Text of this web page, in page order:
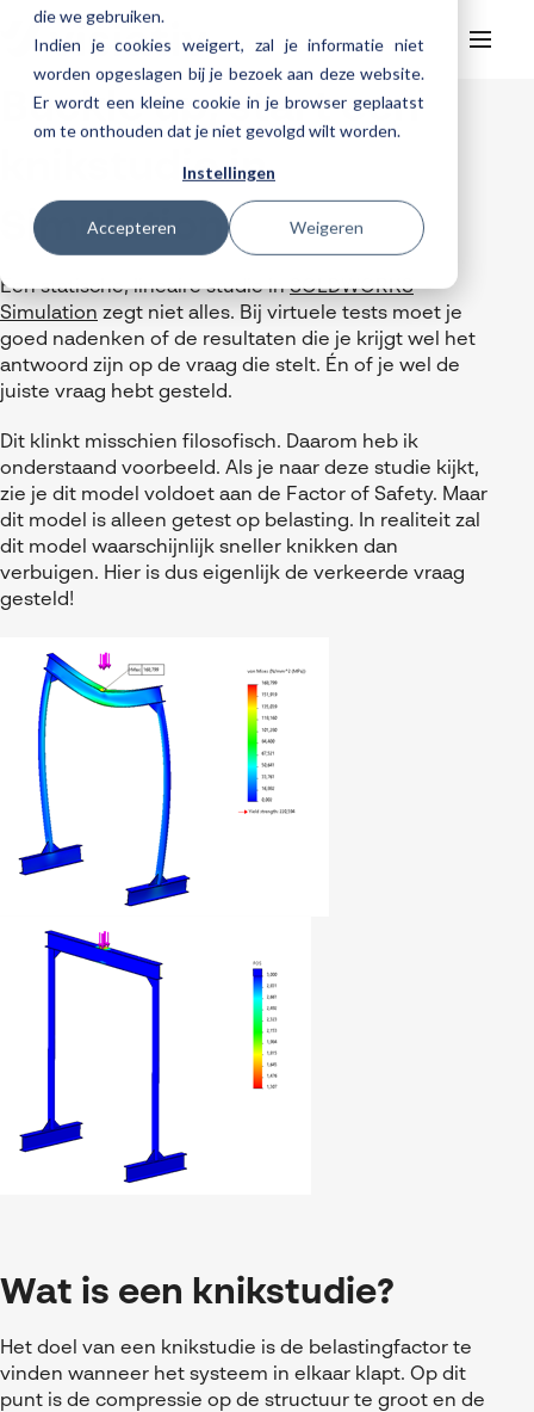
die we gebruiken.
Indien je cookies weigert, zal je informatie niet
worden opgeslagen bij je bezoek aan deze website.
Er wordt een kleine cookie in je browser geplaatst
om te onthouden dat je niet gevolgd wilt worden.
Instellingen
Accepteren Weigeren
HelpdeskWebinars
SOLIDWORKS Design
AI in SOLIDWORKS Design
Cloud services gratis activeren
SOLIDWORKS Design Ultimate
CATIA
3DEXPERIENCE
nTopology
DraftSight
Manufacturing
DELMIA
SOLIDWORKS CAM
Databeheer & PLM
SOLIDWORKS PDM
Visiativ PLM
Virtueel testen
3DEXPERIENCE Cloud Simulation
Consultancy diensten
SOLIDWORKS Composer
SOLIDWORKS Visualize
SOLIDWORKS Electrical
Visiativ Customer Service
Spare Parts Platform
CATIA Composer
myCADtools
myPDMtools
Cloud services for SOLIDWORKS
Cloudmigratie
Trainingen
3DEXPERIENCE trainingen
Trainingskalender
Helpdesk
My Visiativ Login
Onderhoudscontract SOLIDWORKS
Download SOLIDWORKS 2025
Over Visiativ
Ons bedrijf
Werken bij Visiativ
Nieuws
Evenementen
MyCAD Day 2026
Referenties
Acties en promoties
FAQs SOLIDWORKS
Downloads
Contact
Buckle up, start een
knikstudie in
Simulation!
Een statische, lineaire studie inSOLDWORKS
Simulation zegt niet alles. Bij virtuele tests moet je
goed nadenken of de resultaten die je krijgt wel het
antwoord zijn op de vraag die stelt. Én of je wel de
juiste vraag hebt gesteld.
Dit klinkt misschien filosofisch. Daarom heb ik
onderstaand voorbeeld. Als je naar deze studie kijkt,
zie je dit model voldoet aan de Factor of Safety. Maar
dit model is alleen getest op belasting. In realiteit zal
dit model waarschijnlijk sneller knikken dan
verbuigen. Hier is dus eigenlijk de verkeerde vraag
gesteld!
Wat is een knikstudie?
Het doel van een knikstudie is de belastingfactor te
vinden wanneer het systeem in elkaar klapt. Op dit
punt is de compressie op de structuur te groot en de